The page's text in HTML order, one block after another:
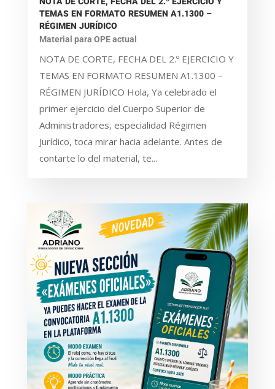
TEMAS EN FORMATO RESUMEN A1.1300 –
RÉGIMEN JURÍDICO
Material para OPE actual
NOTA DE CORTE, FECHA DEL 2.º EJERCICIO Y
TEMAS EN FORMATO RESUMEN A1.1300 –
RÉGIMEN JURÍDICO Hola, Ya celebrado el
primer ejercicio del Cuerpo Superior de
Administradores, especialidad Régimen
Jurídico, toca mirar hacia adelante. Antes de
contarte lo del material, te...